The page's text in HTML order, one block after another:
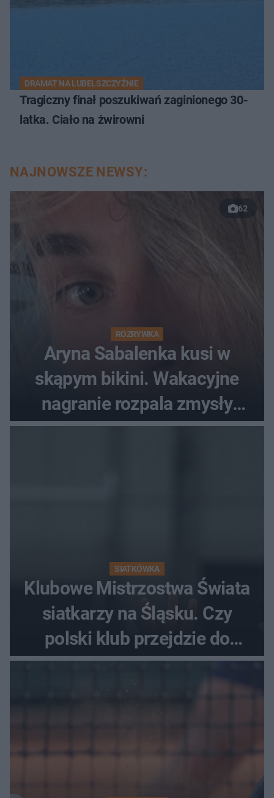
DRAMAT NA LUBELSZCZYŹNIE
Tragiczny finał poszukiwań zaginionego 30-
latka. Ciało na żwirowni
NAJNOWSZE NEWSY:
62
ROZRYWKA
Aryna Sabalenka kusi w
skąpym bikini. Wakacyjne
nagranie rozpala zmysły
fanów
SIATKÓWKA
Klubowe Mistrzostwa Świata
siatkarzy na Śląsku. Czy
polski klub przejdzie do
historii